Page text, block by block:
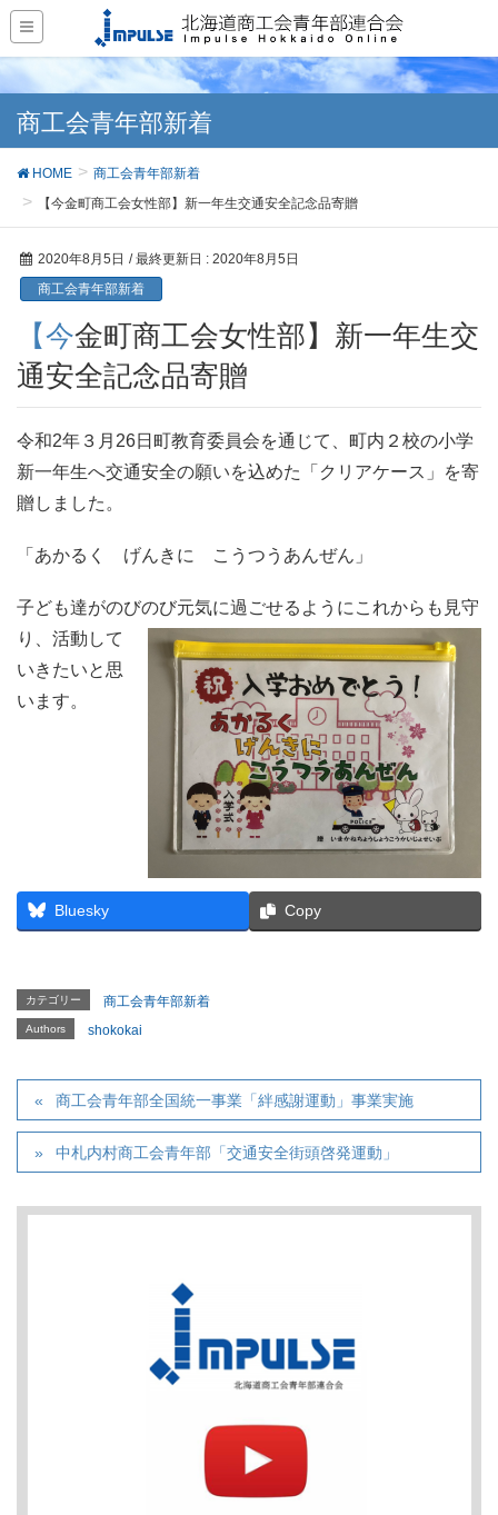
商工会青年部新着
HOME
商工会青年部新着
【今金町商工会女性部】新一年生交通安全記念品寄贈
2020年8月5日 / 最終更新日 : 2020年8月5日
商工会青年部新着
【今金町商工会女性部】新一年生交
通安全記念品寄贈
令和2年３月26日町教育委員会を通じて、町内２校の小学
新一年生へ交通安全の願いを込めた「クリアケース」を寄
贈しました。
「あかるく げんきに こうつうあんぜん」
子ども達がのびのび元気に過ごせるようにこれからも 見守
り、活動して
いきたいと思
います。
Bluesky Copy
カテゴリー 商工会青年部新着
Authors shokokai
商工会青年部全国統一事業「絆感謝運動」事業実施
中札内村商工会青年部「交通安全街頭啓発運動」